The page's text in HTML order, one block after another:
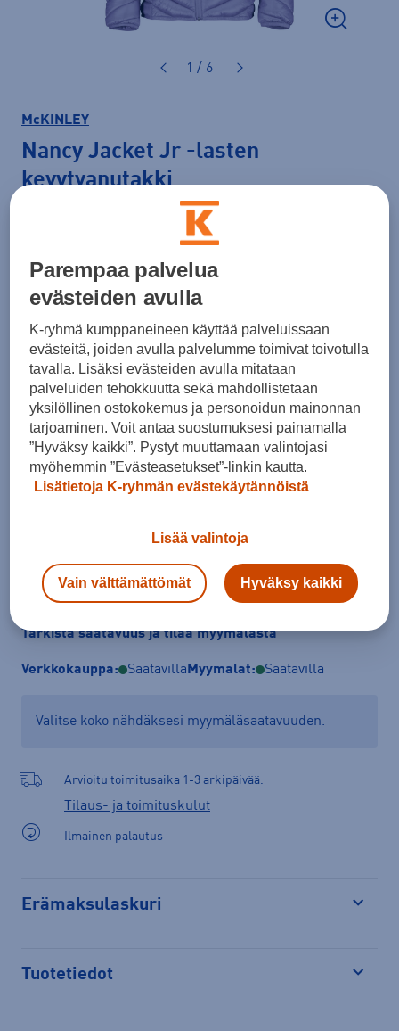
1 / 6
McKINLEY
Nancy Jacket Jr -lasten
kevytvanutakki
Väri
Koko
152 164
Kokotaulukko
Tarkista saatavuus ja tilaa myymälästä
Verkkokauppa: Saatavilla Myymälät: Saatavilla
Valitse koko nähdäksesi myymäläsaatavuuden.
Arvioitu toimitusaika 1-3 arkipäivää.
Tilaus- ja toimituskulut
Ilmainen palautus
Erämaksulaskuri
Tuotetiedot
Parempaa palvelua
evästeiden avulla
K-ryhmä kumppaneineen käyttää palveluissaan
evästeitä, joiden avulla palvelumme toimivat toivotulla
tavalla. Lisäksi evästeiden avulla mitataan
palveluiden tehokkuutta sekä mahdollistetaan
yksilöllinen ostokokemus ja personoidun mainonnan
tarjoaminen. Voit antaa suostumuksesi painamalla
”Hyväksy kaikki”. Pystyt muuttamaan valintojasi
myöhemmin ”Evästeasetukset”-linkin kautta.
Lisätietoja K-ryhmän evästekäytännöistä
Lisää valintoja
Vain välttämättömät Hyväksy kaikki